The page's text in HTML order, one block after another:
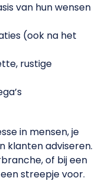
van hun wensen
(ook na het
rustige
in mensen, je
klanten adviseren.
of bij een
streepje voor.